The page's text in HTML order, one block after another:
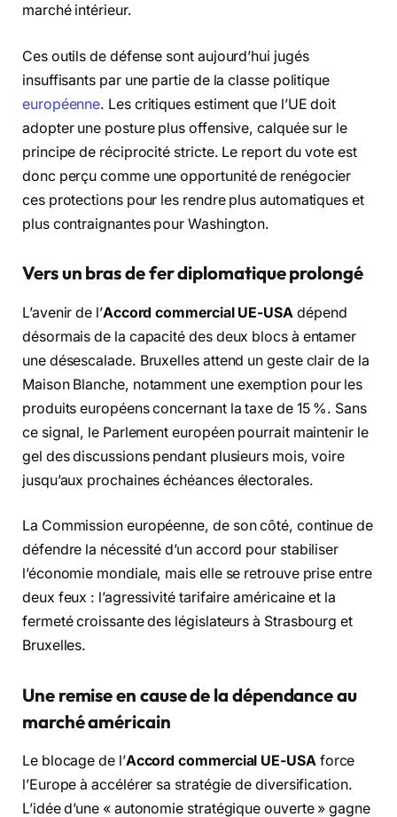
marché intérieur.
Ces outils de défense sont aujourd’hui jugés
insuffisants par une partie de la classe politique
européenne. Les critiques estiment que l’UE doit
adopter une posture plus offensive, calquée sur le
principe de réciprocité stricte. Le report du vote est
donc perçu comme une opportunité de renégocier
ces protections pour les rendre plus automatiques et
plus contraignantes pour Washington.
Vers un bras de fer diplomatique prolongé
L’avenir de l’Accord commercial UE-USA dépend
désormais de la capacité des deux blocs à entamer
une désescalade. Bruxelles attend un geste clair de la
Maison Blanche, notamment une exemption pour les
produits européens concernant la taxe de 15 %. Sans
ce signal, le Parlement européen pourrait maintenir le
gel des discussions pendant plusieurs mois, voire
jusqu’aux prochaines échéances électorales.
La Commission européenne, de son côté, continue de
défendre la nécessité d’un accord pour stabiliser
l’économie mondiale, mais elle se retrouve prise entre
deux feux : l’agressivité tarifaire américaine et la
fermeté croissante des législateurs à Strasbourg et
Bruxelles.
Une remise en cause de la dépendance au
marché américain
Le blocage de l’Accord commercial UE-USAforce
l’Europe à accélérer sa stratégie de diversification.
L’idée d’une « autonomie stratégique ouverte » gagne